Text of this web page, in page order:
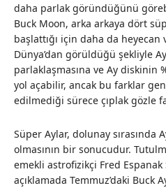
daha parlak göründüğünü
Buck Moon, arka arkaya dört
başlattığı için daha da heyecan
Dünya’dan görüldüğü şekliyle
parlaklaşmasına ve Ay diskinin
yol açabilir, ancak bu farklar
edilmediği sürece çıplak gözle
Süper Aylar, dolunay sırasında
olmasının bir sonucudur.
emekli astrofizikçi Fred Espanak
açıklamada Temmuz’daki Buck